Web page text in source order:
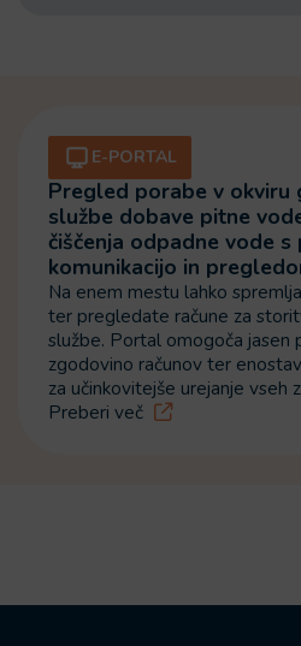
E-PORTAL
Pregled porabe v okviru
službe dobave pitne
čiščenja odpadne vode
komunikacijo in
Na enem mestu lahko
ter pregledate račune za
službe. Portal omogoča jasen
zgodovino računov ter
za učinkovitejše urejanje vseh
Preberi več